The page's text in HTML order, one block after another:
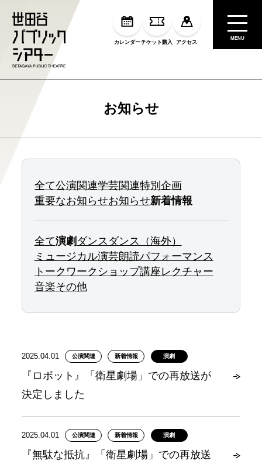
カレンダーチケット購入 アクセス
MENU
お知らせ
全て公演関連学芸関連特別企画
重要なお知らせお知らせ新着情報
全て演劇 ダンス ダンス（海外）
ミュージカル演芸朗読パフォーマンス
トーク ワークショップ講座レクチャー
音楽その他
2025.04.01 公演関連 新着情報 演劇
『ロボット』「衛星劇場」での再放送が
決定しました
2025.04.01 公演関連 新着情報 演劇
『無駄な抵抗』「衛星劇場」での再放送